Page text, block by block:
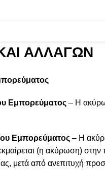
ΑΛΛΑΓΩΝ
Εμπορεύματος – Η
Εμπορεύματος – Η
(η ακύρωση)
μετά από ανεπιτυχή